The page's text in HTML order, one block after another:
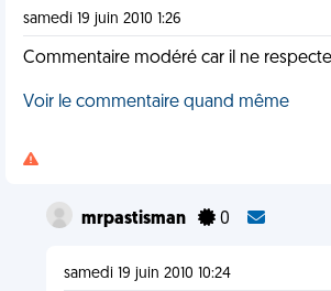
samedi 19 juin 2010 1:26
Commentaire modéré car il ne
Voir le commentaire quand même
mrpastisman 0
samedi 19 juin 2010 10:24